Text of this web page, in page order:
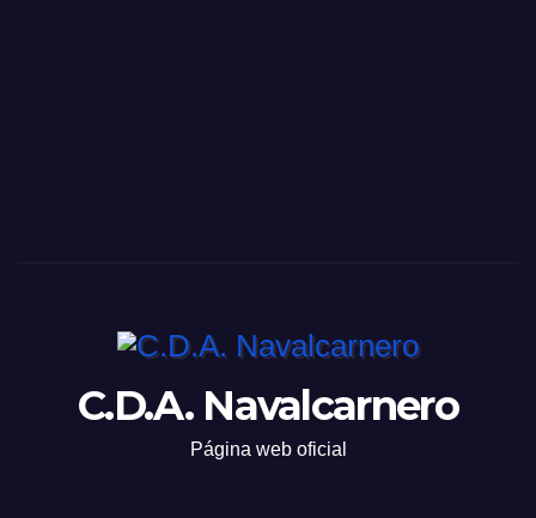
C.D.A. Navalcarnero
Página web oficial